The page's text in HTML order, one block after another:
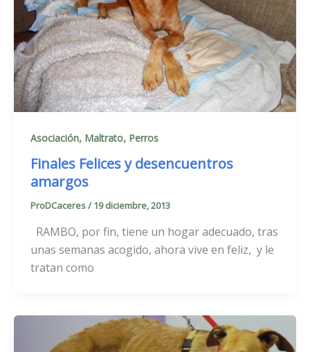
Asociación, Maltrato, Perros
Finales Felices y desencuentros
amargos
ProDCaceres/ 19 diciembre, 2013
RAMBO, por fin, tiene un hogar adecuado, tras
unas semanas acogido, ahora vive en feliz, y le
tratan como